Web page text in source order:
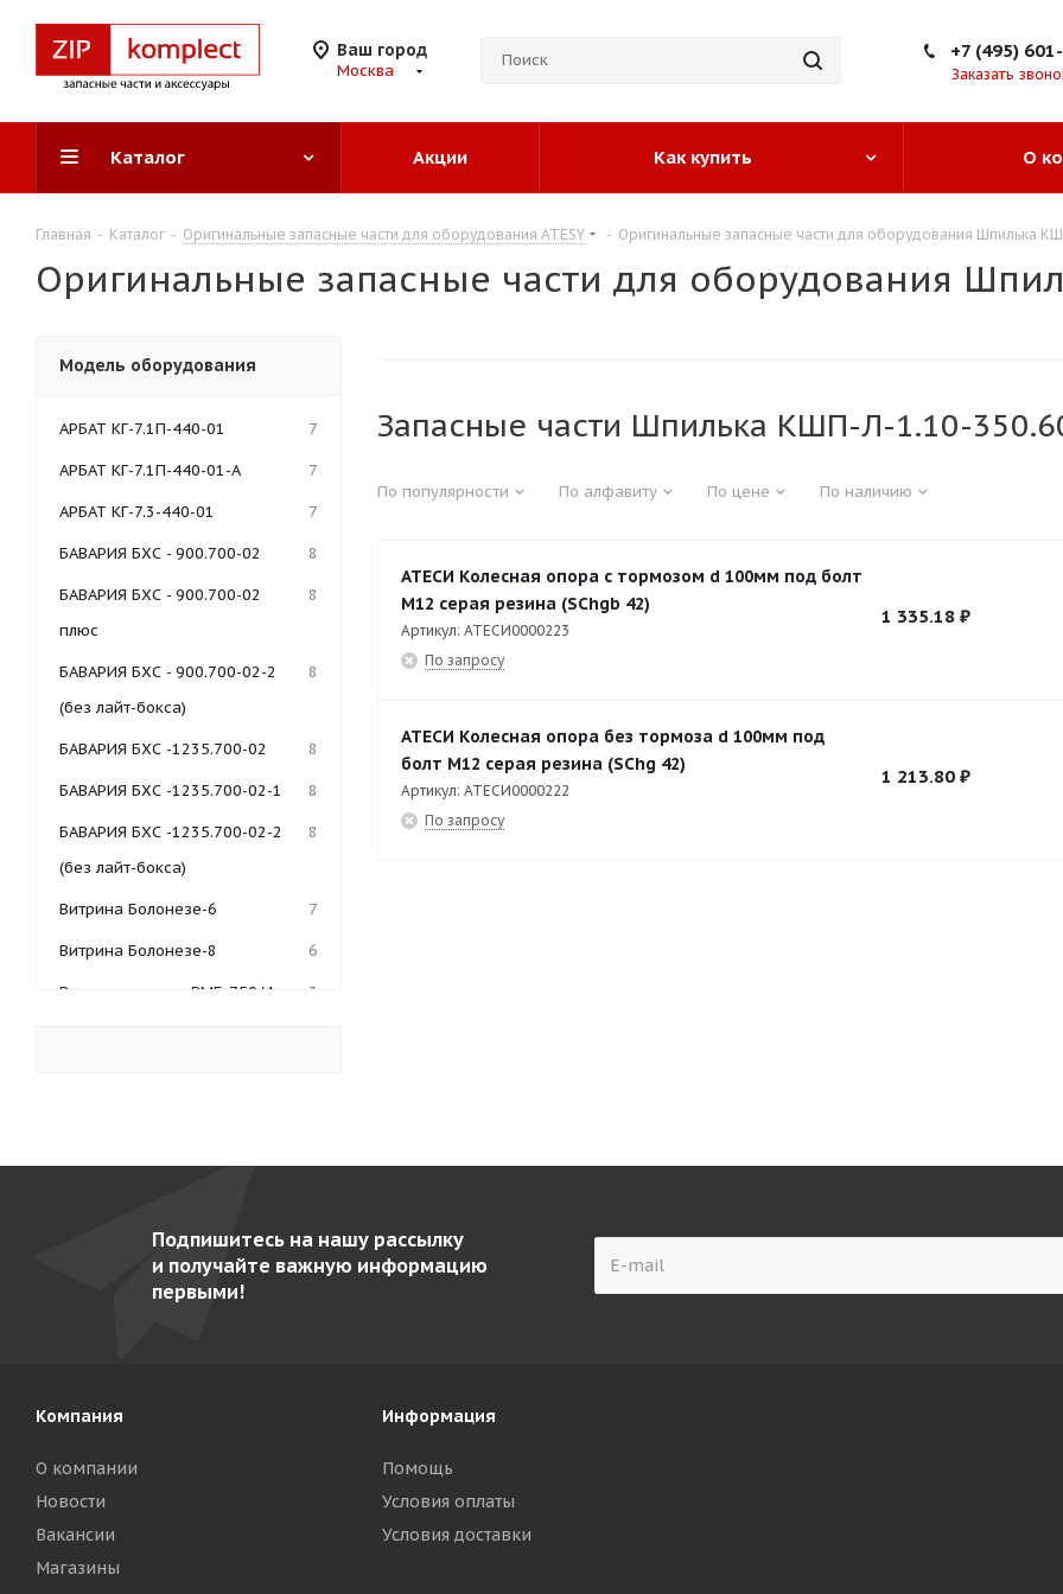
Ваш город
Москва
+7 (495)
Заказать
Каталог Акции Как купить О
Главная - Каталог - Оригинальные запасные части для оборудования ATESY - Оригинальные запасные части для оборудования Шпилька
Оригинальные запасные части для оборудования
Запасные части Шпилька КШП-Л-1.10-
По популярности По алфавиту По цене По наличию
АТЕСИ Колесная опора с тормозом d 100мм под болт
М12 серая резина (SChgb 42)
Артикул: АТЕСИ0000223
По запросу
1 335.18 ₽
АТЕСИ Колесная опора без тормоза d 100мм под
болт М12 серая резина (SChg 42)
Артикул: АТЕСИ0000222
По запросу
1 213.80 ₽
Модель оборудования
АРБАТ КГ-7.1П-440-01 7
АРБАТ КГ-7.1П-440-01-А 7
АРБАТ КГ-7.3-440-01 7
БАВАРИЯ БХС - 900.700-02 8
БАВАРИЯ БХС - 900.700-02
плюс
8
БАВАРИЯ БХС - 900.700-02-2
(без лайт-бокса)
8
БАВАРИЯ БХС -1235.700-02 8
БАВАРИЯ БХС -1235.700-02-1 8
БАВАРИЯ БХС -1235.700-02-2
(без лайт-бокса)
8
Витрина Болонезе-6 7
Витрина Болонезе-8 6
Витрина-мармит ВМБ-750/4 3
Кваркини КА-500-01 5
Командор-2/5-Э
Командор-4Э (карусельный)
Подпишитесь на нашу рассылку
и получайте важную информацию
первыми!
Компания
О компании
Новости
Вакансии
Магазины
Информация
Помощь
Условия оплаты
Условия доставки